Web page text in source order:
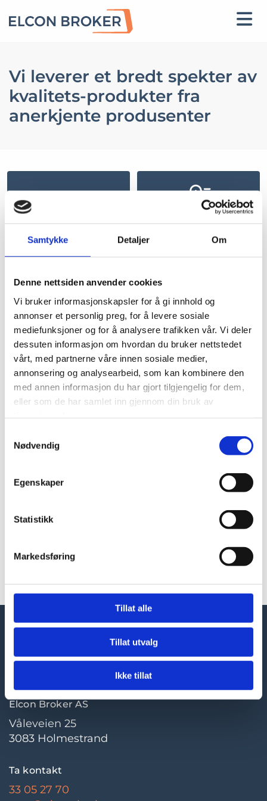
Samtykke Detaljer Om
Denne nettsiden anvender cookies
Vi bruker informasjonskapsler for å gi innhold og
annonser et personlig preg, for å levere sosiale
mediefunksjoner og for å analysere trafikken vår. Vi deler
dessuten informasjon om hvordan du bruker nettstedet
vårt, med partnerne våre innen sosiale medier,
annonsering og analysearbeid, som kan kombinere den
med annen informasjon du har gjort tilgjengelig for dem,
eller som de har samlet inn gjennom din bruk av
Nødvendig
Egenskaper
Statistikk
Markedsføring
Tillat alle
Tillat utvalg
Ikke tillat
Vi leverer et bredt spekter av
kvalitets-produkter fra
anerkjente produsenter
Preservering Kasser
Elcon Broker AS
Våleveien 25
3083 Holmestrand
Ta kontakt
33 05 27 70